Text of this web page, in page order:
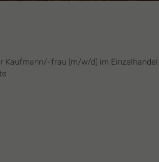
Kaufmann/-frau (m/w/d) im Einzelhandel